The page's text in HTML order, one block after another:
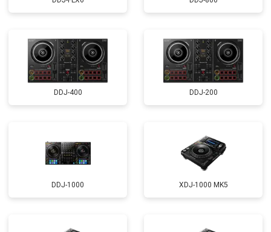
DDJ-400 DDJ-200
DDJ-1000 XDJ-1000 MK5